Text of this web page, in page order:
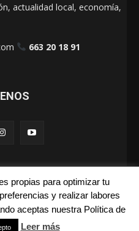
actualidad local, economía,
663 20 18 91
Semana
Quienes Somos
propias para optimizar tu
y realizar labores
aceptas nuestra Política de
Leer más